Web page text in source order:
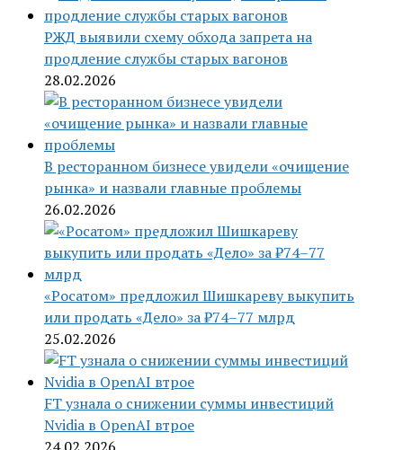
РЖД выявили схему обхода запрета на
продление службы старых вагонов
28.02.2026
В ресторанном бизнесе увидели «очищение
рынка» и назвали главные проблемы
26.02.2026
«Росатом» предложил Шишкареву выкупить
или продать «Дело» за ₽74–77 млрд
25.02.2026
FT узнала о снижении суммы инвестиций
Nvidia в OpenAI втрое